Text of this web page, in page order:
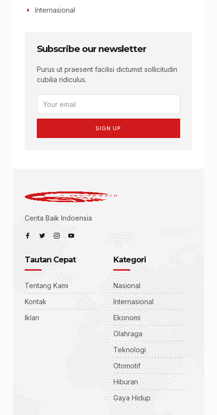
Internasional
Subscribe our newsletter
Purus ut praesent facilisi dictumst sollicitudin
cubilia ridiculus.
SIGN UP
Cerita Baik Indoensia
Tautan Cepat
Tentang Kami
Kontak
Iklan
Kategori
Nasional
Internasional
Ekonomi
Olahraga
Teknologi
Otomotif
Hiburan
Gaya Hidup